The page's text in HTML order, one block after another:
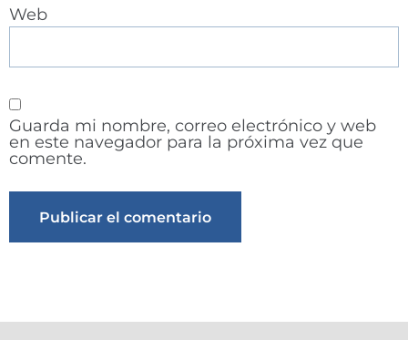
Web
Guarda mi nombre, correo electrónico y web
en este navegador para la próxima vez que
comente.